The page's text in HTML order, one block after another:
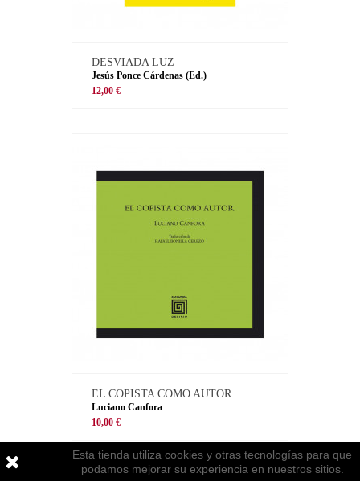
DESVIADA LUZ
Jesús Ponce Cárdenas (Ed.)
12,00 €
EL COPISTA COMO AUTOR
Luciano Canfora
10,00 €
Esta tienda utiliza cookies y otras tecnologías para que
podamos mejorar su experiencia en nuestros sitios.